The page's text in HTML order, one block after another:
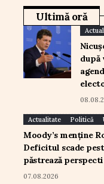
Ultimă oră
după
Actualitate Politică
Moody’s menține
Deficitul scade
păstrează
07.08.2026